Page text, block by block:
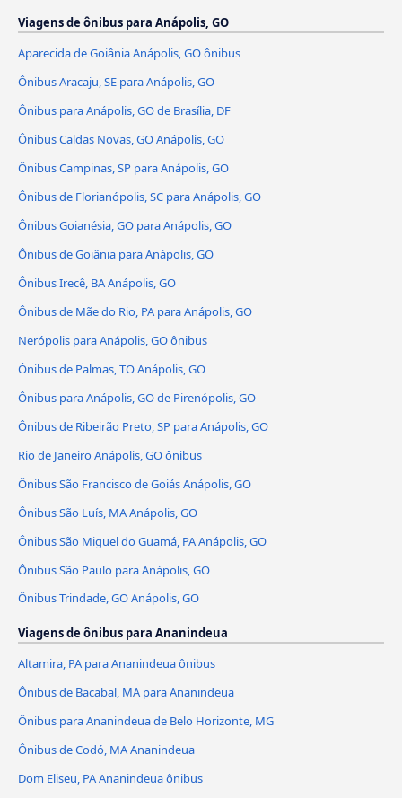
Viagens de ônibus para Anápolis, GO
Aparecida de Goiânia Anápolis, GO ônibus
Ônibus Aracaju, SE para Anápolis, GO
Ônibus para Anápolis, GO de Brasília, DF
Ônibus Caldas Novas, GO Anápolis, GO
Ônibus Campinas, SP para Anápolis, GO
Ônibus de Florianópolis, SC para Anápolis, GO
Ônibus Goianésia, GO para Anápolis, GO
Ônibus de Goiânia para Anápolis, GO
Ônibus Irecê, BA Anápolis, GO
Ônibus de Mãe do Rio, PA para Anápolis, GO
Nerópolis para Anápolis, GO ônibus
Ônibus de Palmas, TO Anápolis, GO
Ônibus para Anápolis, GO de Pirenópolis, GO
Ônibus de Ribeirão Preto, SP para Anápolis, GO
Rio de Janeiro Anápolis, GO ônibus
Ônibus São Francisco de Goiás Anápolis, GO
Ônibus São Luís, MA Anápolis, GO
Ônibus São Miguel do Guamá, PA Anápolis, GO
Ônibus São Paulo para Anápolis, GO
Ônibus Trindade, GO Anápolis, GO
Viagens de ônibus para Ananindeua
Altamira, PA para Ananindeua ônibus
Ônibus de Bacabal, MA para Ananindeua
Ônibus para Ananindeua de Belo Horizonte, MG
Ônibus de Codó, MA Ananindeua
Dom Eliseu, PA Ananindeua ônibus